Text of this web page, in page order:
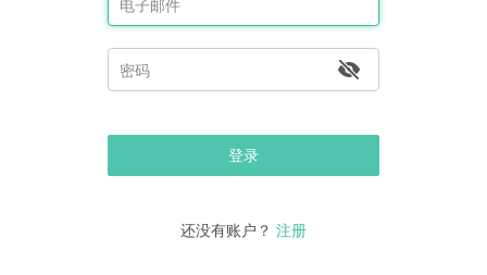
登录
还没有账户？ 注册